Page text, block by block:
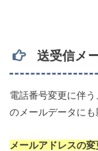
送受信メ
電話番号変更に伴
のメールデータにも
メールアドレスの